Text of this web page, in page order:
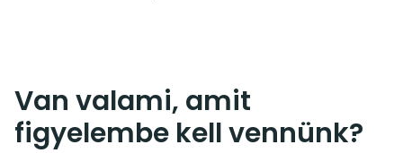
Van valami, amit
figyelembe kell vennünk?